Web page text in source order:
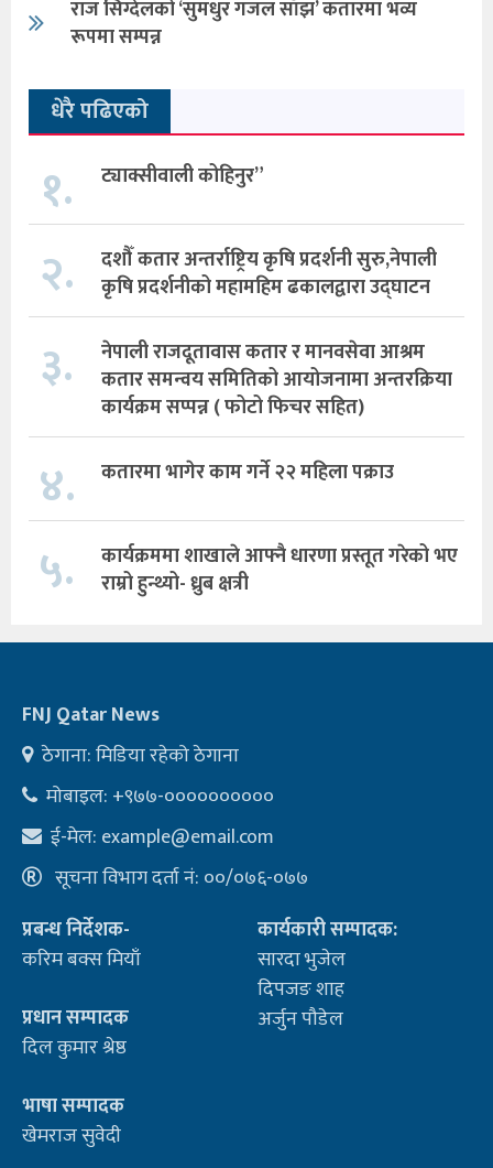
राज सिग्देलको ‘सुमधुर गजल साँझ’ कतारमा भव्य
रूपमा सम्पन्न
धेरै पढिएको
१. ट्याक्सीवाली कोहिनुर”
२.
दशौँ कतार अन्तर्राष्ट्रिय कृषि प्रदर्शनी सुरु,नेपाली
कृषि प्रदर्शनीको महामहिम ढकालद्वारा उद्घाटन
३.
नेपाली राजदूतावास कतार र मानवसेवा आश्रम
कतार समन्वय समितिको आयोजनामा अन्तरक्रिया
कार्यक्रम सप्पन्न ( फोटो फिचर सहित)
४. कतारमा भागेर काम गर्ने २२ महिला पक्राउ
५.
कार्यक्रममा शाखाले आफ्नै धारणा प्रस्तूत गरेको भए
राम्रो हुन्थ्यो- ध्रुब क्षत्री
FNJ Qatar News
ठेगाना: मिडिया रहेको ठेगाना
मोबाइल: +९७७-००००००००००
ई-मेल: example@email.com
सूचना विभाग दर्ता नं: ००/०७६-०७७
प्रबन्ध निर्देशक-
करिम बक्स मियाँ
प्रधान सम्पादक
दिल कुमार श्रेष्ठ
भाषा सम्पादक
खेमराज सुवेदी
कार्यकारी सम्पादक:
सारदा भुजेल
दिपजङ शाह
अर्जुन पौडेल